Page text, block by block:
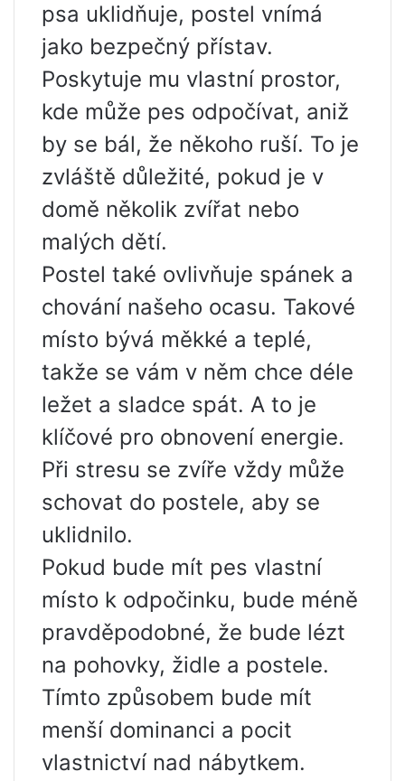
psa uklidňuje, postel vnímá
jako bezpečný přístav.
Poskytuje mu vlastní prostor,
kde může pes odpočívat, aniž
by se bál, že někoho ruší. To je
zvláště důležité, pokud je v
domě několik zvířat nebo
malých dětí.
Postel také ovlivňuje spánek a
chování našeho ocasu. Takové
místo bývá měkké a teplé,
takže se vám v něm chce déle
ležet a sladce spát. A to je
klíčové pro obnovení energie.
Při stresu se zvíře vždy může
schovat do postele, aby se
uklidnilo.
Pokud bude mít pes vlastní
místo k odpočinku, bude méně
pravděpodobné, že bude lézt
na pohovky, židle a postele.
Tímto způsobem bude mít
menší dominanci a pocit
vlastnictví nad nábytkem.